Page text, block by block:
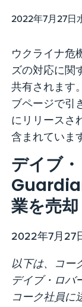
2022年7月27日
ウクライナ危
ズの対応に関
共有されます
ブページで引
にリリースさ
含まれていま
デイブ
業を売却
2022年7月27
以下は、コー
デイブ・ロバ
コーク社員に